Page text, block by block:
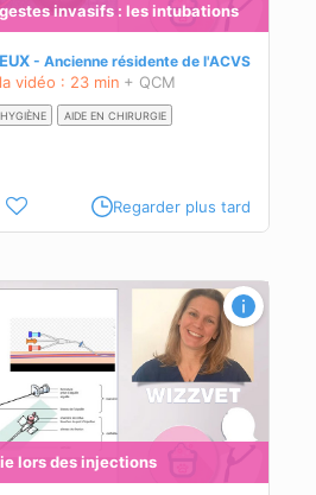
invasifs : les intubations
Ancienne résidente de l'ACVS
vidéo : 23 min + QCM
HYGIÈNE AIDE EN CHIRURGIE
Regarder plus tard
lors des injections